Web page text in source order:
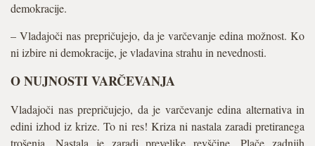
demokracije.
– Vladajoči nas prepričujejo, da je varčevanje edina možnost. Ko
ni izbire ni demokracije, je vladavina strahu in nevednosti.
O NUJNOSTI VARČEVANJA
Vladajoči nas prepričujejo, da je varčevanje edina alternativa in
edini izhod iz krize. To ni res! Kriza ni nastala zaradi pretiranega
trošenja. Nastala je zaradi prevelike revščine. Plače zadnjih